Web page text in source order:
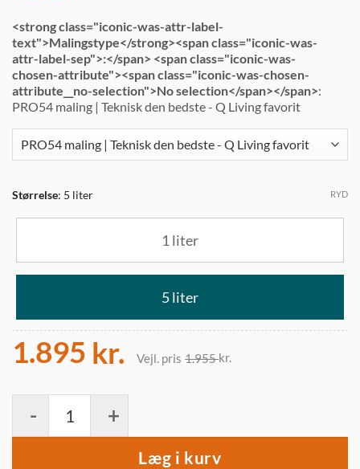
Størrelse: 5 liter
1 liter
5 liter
RYD
1.955kr.
Den
oprindelige
pris
var:
1.955 kr..
1.895 kr.
Den
aktuelle
pris
er:
1.895 kr..
Læg i kurv
<strong class="iconic-was-attr-label-
text">Malingstype</strong><span class="iconic-was-
attr-label-sep">:</span> <span class="iconic-was-
chosen-attribute"><span class="iconic-was-chosen-
attribute__no-selection">No selection</span></span>:
PRO54 maling | Teknisk den bedste - Q Living favorit